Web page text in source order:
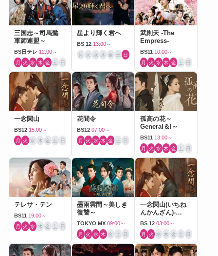
三国志～司馬懿
軍師連盟～
BS日テレ 12:00～
月 火 水 木 金 土 日
星より輝く君へ
BS 12 13:00～
月 火 水 木 金 土 日
武則天 -The
Empress-
BS11 10:00～
月 火 水 木 金 土 日
一念関山
BS12 15:00～
月 火 水 木 金 土 日
花間令
BS12 07:00～
月 火 水 木 金 土 日
孤高の花～
General＆I～
BS11 13:00～
月 火 水 木 金 土 日
テレサ・テン
BS11 19:00～
月 火 水 木 金 土 日
墨雨雲間～美しき
復讐～
TOKYO MX 09:00～
月 火 水 木 金 土 日
一念関山(いちね
んかんざん)-
Journey to Love-
BS 12 03:00～
月 火 水 木 金 土 日